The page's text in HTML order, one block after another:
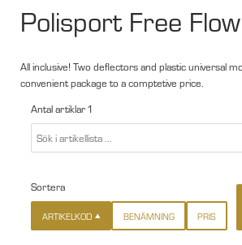
Polisport Free Flow
All inclusive! Two deflectors and plastic universal
convenient package to a comptetive price.
Antal artiklar1
Sortera
ARTIKELKOD BENÄMNING PRIS